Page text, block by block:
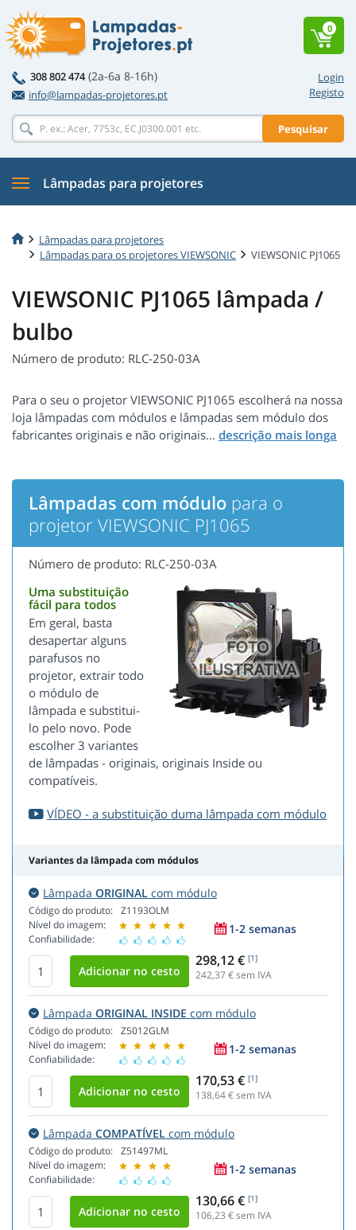
Login
Registo
308 802 474 (2a-6a 8-16h)
info@lampadas-projetores.pt
Pesquisar
0
Lâmpadas para projetores
Lâmpadas para projetores
Lâmpadas para os projetores VIEWSONIC
VIEWSONIC PJ1065
VIEWSONIC PJ1065 lâmpada /
bulbo
Número de produto: RLC-250-03A
Para o seu o projetor VIEWSONIC PJ1065 escolherá na nossa
loja lâmpadas com módulos e lâmpadas sem módulo dos
fabricantes originais e não originais...
Lâmpadas com módulo para o
projetor VIEWSONIC PJ1065
Número de produto: RLC-250-03A
Uma substituição
fácil para todos
Em geral, basta
desapertar alguns
parafusos no
projetor, extrair todo
o módulo de
lâmpada e substitui-
lo pelo novo. Pode
escolher 3 variantes
de lâmpadas - originais, originais Inside ou
compatíveis.
VÍDEO - a substituição duma lâmpada com módulo
Variantes da lâmpada com módulos
Lâmpada ORIGINAL com módulo
Código do produto:
Nível do imagem:
Confiabilidade:
Z1193OLM
1-2 semanas
298,12 € [1]
242,37 € sem IVA
Lâmpada ORIGINAL INSIDE com módulo
Código do produto:
Nível do imagem:
Confiabilidade:
Z5012GLM
1-2 semanas
170,53 € [1]
138,64€ sem IVA
Lâmpada COMPATÍVEL com módulo
Código do produto:
Nível do imagem:
Confiabilidade:
Z51497ML
1-2 semanas
130,66 € [1]
106,23 € sem IVA